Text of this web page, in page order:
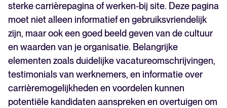
sterke carrièrepagina of werken-bij site. Deze pagina
moet niet alleen informatief en gebruiksvriendelijk
zijn, maar ook een goed beeld geven van de cultuur
en waarden van je organisatie. Belangrijke
elementen zoals duidelijke vacatureomschrijvingen,
testimonials van werknemers, en informatie over
carrièremogelijkheden en voordelen kunnen
potentiële kandidaten aanspreken en overtuigen om